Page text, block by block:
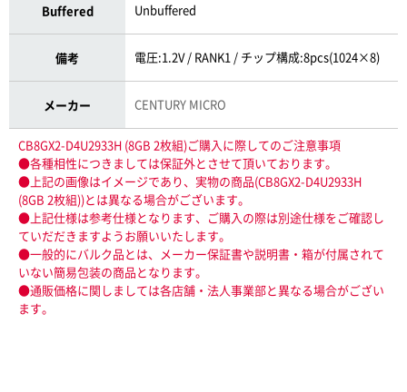
Buffered Unbuffered
備考 電圧:1.2V / RANK1 / チップ構成:8pcs(1024×8)
メーカー CENTURY MICRO
CB8GX2-D4U2933H (8GB 2枚組)ご購入に際してのご注意事項
●各種相性につきましては保証外とさせて頂いております。
●上記の画像はイメージであり、実物の商品(CB8GX2-D4U2933H
(8GB 2枚組))とは異なる場合がございます。
●上記仕様は参考仕様となります、ご購入の際は別途仕様をご確認し
ていだだきますようお願いいたします。
●一般的にバルク品とは、メーカー保証書や説明書・箱が付属されて
いない簡易包装の商品となります。
●通販価格に関しましては各店舗・法人事業部と異なる場合がござい
ます。